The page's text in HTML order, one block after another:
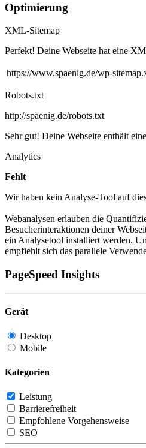
Optimierung
XML-Sitemap
Perfekt! Deine Webseite hat eine
https://www.spaenig.de/wp-
Robots.txt
http://spaenig.de/robots.txt
Sehr gut! Deine Webseite enthält
Analytics
Fehlt
Wir haben kein Analyse-Tool auf
Webanalysen erlauben die
Besucherinteraktionen deiner
ein Analysetool installiert werden.
empfiehlt sich das parallele
PageSpeed Insights
Gerät
Desktop
Mobile
Kategorien
Leistung
Barrierefreiheit
Empfohlene Vorgehensweise
SEO